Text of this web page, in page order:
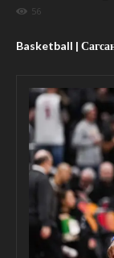
56
Basketball |